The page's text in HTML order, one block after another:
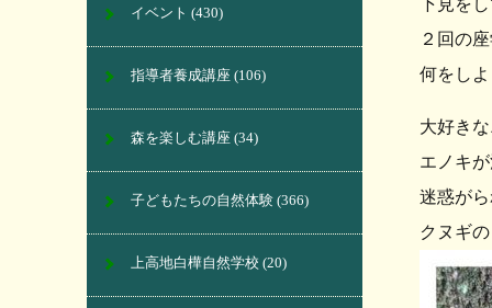
２回の
何をし
大好き
エノキ
迷惑が
クヌギ
イベント (430)
指導者養成講座 (106)
森を楽しむ講座 (34)
子どもたちの自然体験 (366)
上高地白樺自然学校 (20)